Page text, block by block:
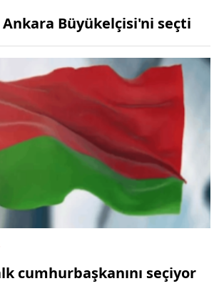
Büyükelçisi'ni seçti
cumhurbaşkanını seçiyor